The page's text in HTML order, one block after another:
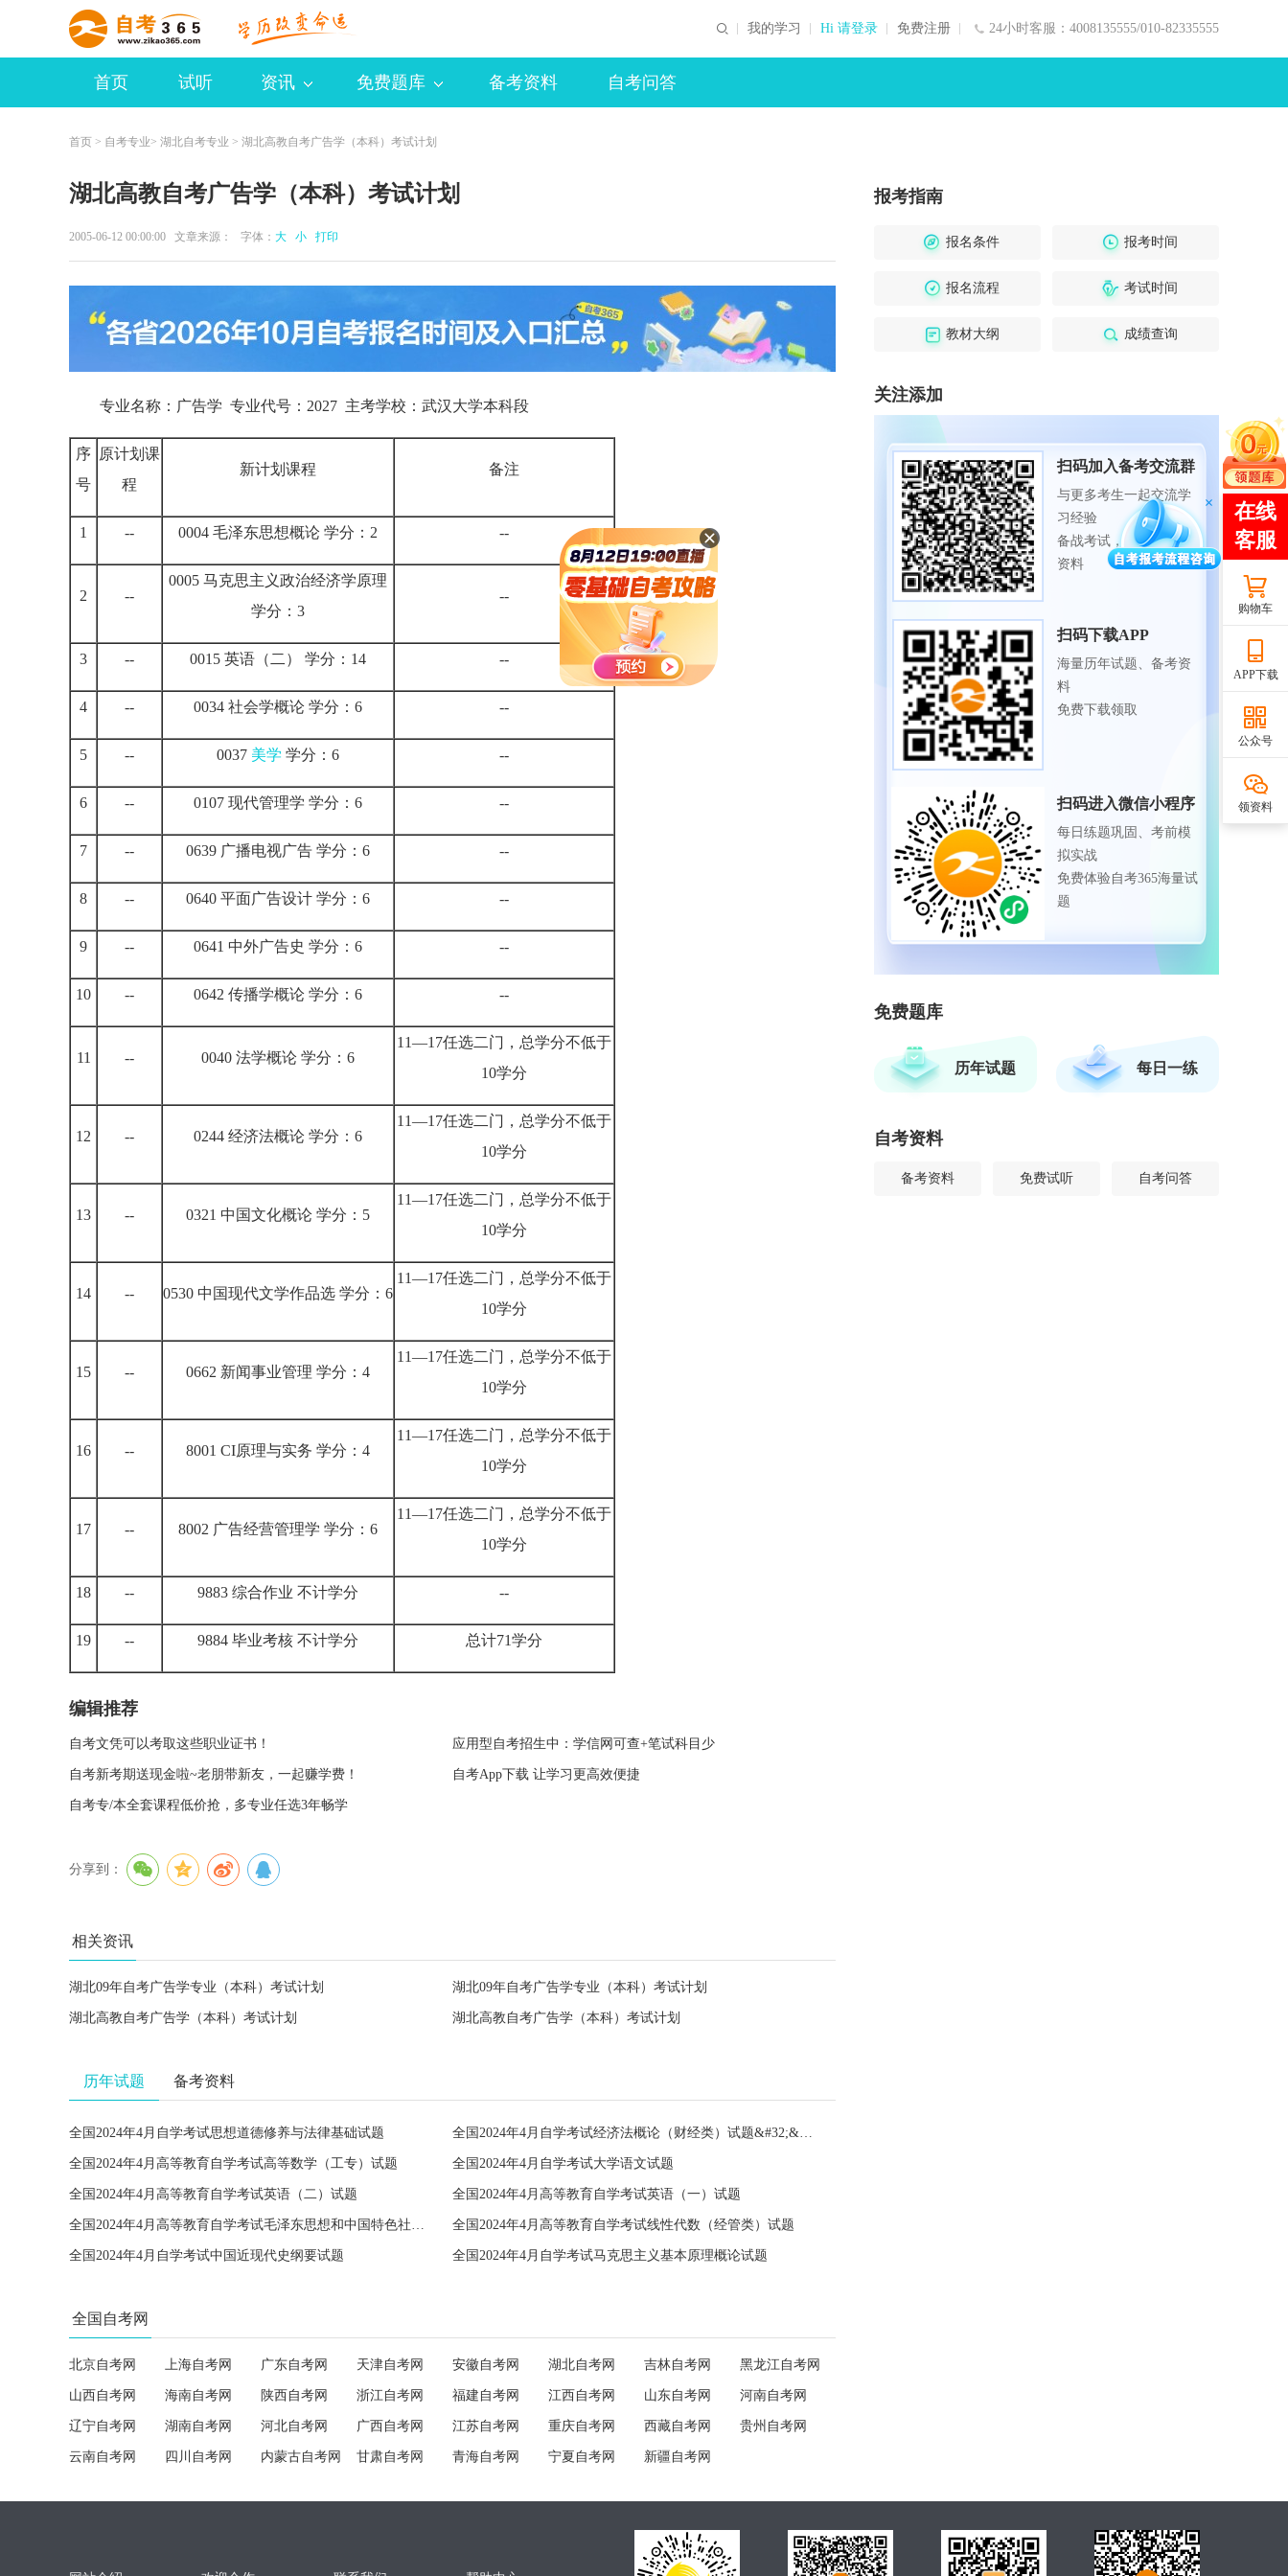
24小时客服：4008135555/010-82335555
我的学习 Hi 请登录 免费注册
首页 试听 资讯 免费题库 备考资料 自考问答
首页 > 自考专业> 湖北自考专业 > 湖北高教自考广告学（本科）考试计划
湖北高教自考广告学（本科）考试计划
2005-06-12 00:00:00 文章来源： 字体： 大 小 打印
专业名称：广告学 专业代号：2027 主考学校：武汉大学本科段
序
号
原计划课
程
新计划课程 备注
1 -- 0004 毛泽东思想概论 学分：2 --
2 --
0005 马克思主义政治经济学原理
学分：3
--
3 -- 0015 英语（二） 学分：14 --
4 -- 0034 社会学概论 学分：6 --
5 -- 0037 美学 学分：6 --
6 -- 0107 现代管理学 学分：6 --
7 -- 0639 广播电视广告 学分：6 --
8 -- 0640 平面广告设计 学分：6 --
9 -- 0641 中外广告史 学分：6 --
10 -- 0642 传播学概论 学分：6 --
11 -- 0040 法学概论 学分：6
11—17任选二门，总学分不低于
10学分
12 -- 0244 经济法概论 学分：6
11—17任选二门，总学分不低于
10学分
13 -- 0321 中国文化概论 学分：5
11—17任选二门，总学分不低于
10学分
14 -- 0530 中国现代文学作品选 学分：6
11—17任选二门，总学分不低于
10学分
15 -- 0662 新闻事业管理 学分：4
11—17任选二门，总学分不低于
10学分
16 -- 8001 CI原理与实务 学分：4
11—17任选二门，总学分不低于
10学分
17 -- 8002 广告经营管理学 学分：6
11—17任选二门，总学分不低于
10学分
18 -- 9883 综合作业 不计学分 --
19 -- 9884 毕业考核 不计学分 总计71学分
编辑推荐
自考文凭可以考取这些职业证书！ 应用型自考招生中：学信网可查+笔试科目少
自考新考期送现金啦~老朋带新友，一起赚学费！ 自考App下载 让学习更高效便捷
自考专/本全套课程低价抢，多专业任选3年畅学
分享到：
相关资讯
湖北09年自考广告学专业（本科）考试计划 湖北09年自考广告学专业（本科）考试计划
湖北高教自考广告学（本科）考试计划 湖北高教自考广告学（本科）考试计划
历年试题 备考资料
全国2024年4月自学考试思想道德修养与法律基础试题 全国2024年4月自学考试经济法概论（财经类）试题&#32;&#32;
全国2024年4月高等教育自学考试高等数学（工专）试题 全国2024年4月自学考试大学语文试题
全国2024年4月高等教育自学考试英语（二）试题 全国2024年4月高等教育自学考试英语（一）试题
全国2024年4月高等教育自学考试毛泽东思想和中国特色社会主义理论体系概论试题 全国2024年4月高等教育自学考试线性代数（经管类）试题
全国2024年4月自学考试中国近现代史纲要试题 全国2024年4月自学考试马克思主义基本原理概论试题
全国自考网
北京自考网 上海自考网 广东自考网 天津自考网 安徽自考网 湖北自考网 吉林自考网 黑龙江自考网
山西自考网 海南自考网 陕西自考网 浙江自考网 福建自考网 江西自考网 山东自考网 河南自考网
辽宁自考网 湖南自考网 河北自考网 广西自考网 江苏自考网 重庆自考网 西藏自考网 贵州自考网
云南自考网 四川自考网 内蒙古自考网 甘肃自考网 青海自考网 宁夏自考网 新疆自考网
报考指南
报名条件 报考时间
报名流程 考试时间
教材大纲 成绩查询
关注添加
扫码加入备考交流群
与更多考生一起交流学
习经验
备战考试，获取试题及
资料
扫码下载APP
海量历年试题、备考资
料
免费下载领取
扫码进入微信小程序
每日练题巩固、考前模
拟实战
免费体验自考365海量试
题
免费题库
历年试题 每日一练
自考资料
备考资料 免费试听 自考问答
购物车
APP下载
公众号
领资料